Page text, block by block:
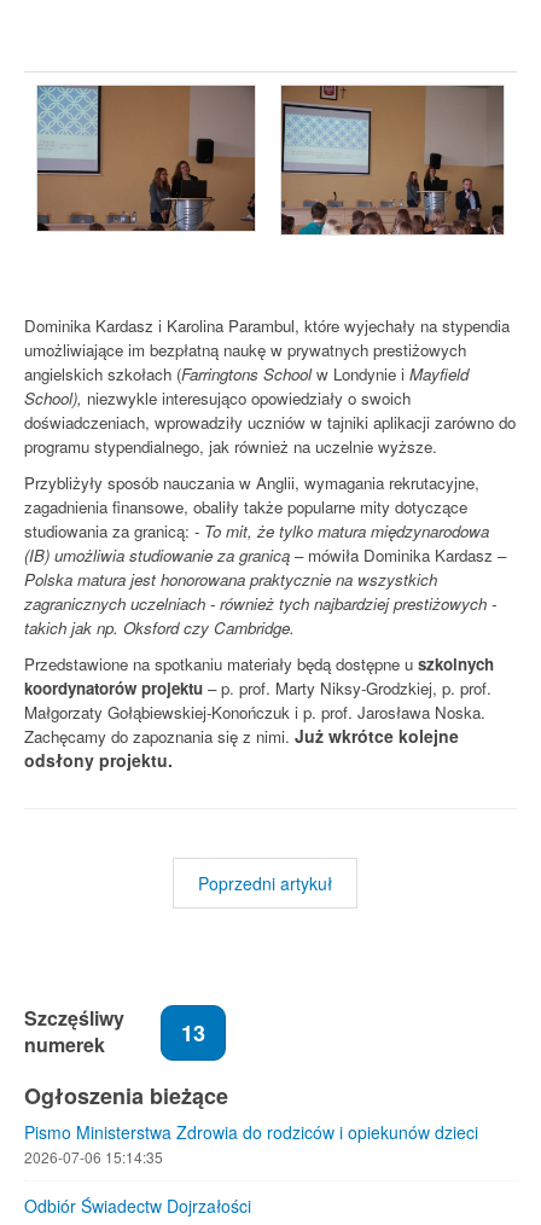
Dominika Kardasz i Karolina Parambul, które wyjechały na stypendia
umożliwiające im bezpłatną naukę w prywatnych prestiżowych
angielskich szkołach (Farringtons Schoolw Londynie i Mayfield
School), niezwykle interesująco opowiedziały o swoich
doświadczeniach, wprowadziły uczniów w tajniki aplikacji zarówno do
programu stypendialnego, jak również na uczelnie wyższe.
Przybliżyły sposób nauczania w Anglii, wymagania rekrutacyjne,
zagadnienia finansowe, obaliły także popularne mity dotyczące
studiowania za granicą: - To mit, że tylko matura międzynarodowa
(IB) umożliwia studiowanie za granicą – mówiła Dominika Kardasz –
Polska matura jest honorowana praktycznie na wszystkich
zagranicznych uczelniach - również tych najbardziej prestiżowych -
takich jak np. Oksford czy Cambridge.
Przedstawione na spotkaniu materiały będą dostępne u szkolnych
koordynatorów projektu – p. prof. Marty Niksy-Grodzkiej, p. prof.
Małgorzaty Gołąbiewskiej-Konończuk i p. prof. Jarosława Noska.
Zachęcamy do zapoznania się z nimi. Już wkrótce kolejne
odsłony projektu.
Poprzedni artykuł
Szczęśliwy
numerek
13
Ogłoszenia bieżące
Pismo Ministerstwa Zdrowia do rodziców i opiekunów dzieci
2026-07-06 15:14:35
Odbiór Świadectw Dojrzałości